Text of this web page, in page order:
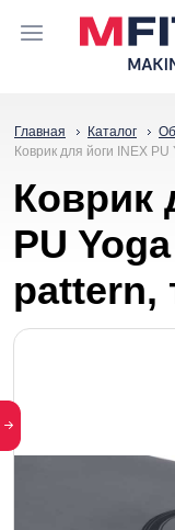
Главная Каталог
Коврик для йоги INEX
Коврик
PU
pattern,